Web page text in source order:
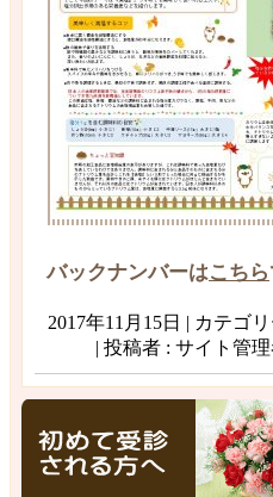
バックナンバーはこちら
2017年11月15日 | カテゴ
| 投稿者 : サイト管